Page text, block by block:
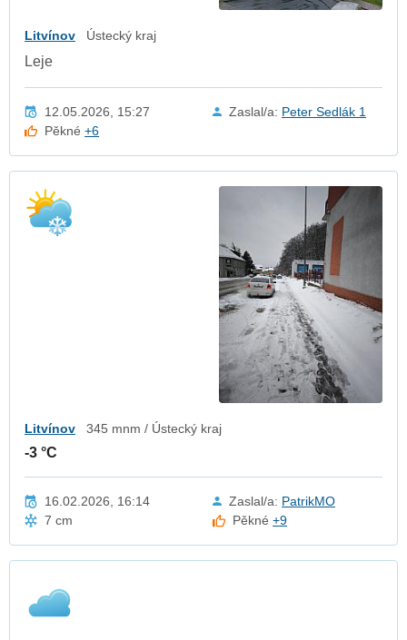
Litvínov Ústecký kraj
Leje
12.05.2026, 15:27 Zaslal/a: Peter Sedlák 1
Pěkné+6
Litvínov 345 mnm / Ústecký kraj
-3 °C
16.02.2026, 16:14 Zaslal/a: PatrikMO
7 cm
Pěkné+9